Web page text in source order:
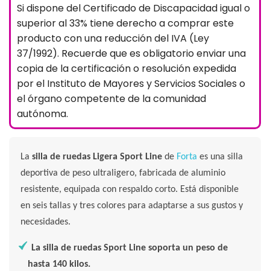
Si dispone del Certificado de Discapacidad igual o
superior al 33% tiene derecho a comprar este
producto con una reducción del IVA (Ley
37/1992). Recuerde que es obligatorio enviar una
copia de la certificación o resolución expedida
por el Instituto de Mayores y Servicios Sociales o
el órgano competente de la comunidad
autónoma.
Lasilla de ruedas Ligera Sport Line de Forta es una silla
deportiva de peso ultraligero, fabricada de aluminio
resistente, equipada con respaldo corto. Está disponible
en seis tallas y tres colores para adaptarse a sus gustos y
necesidades.
La silla de ruedas Sport Line soporta un peso de
hasta 140 kilos.